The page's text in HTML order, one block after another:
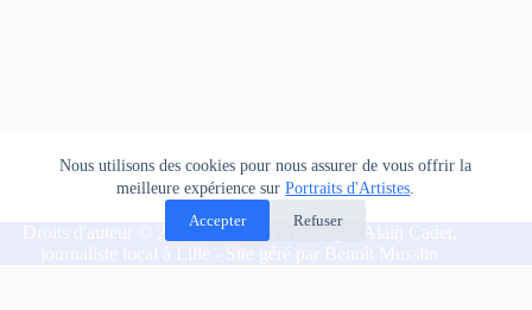
Nous utilisons des cookies pour nous assurer de vous offrir la
meilleure expérience surPortraits d'Artistes.
Accepter
Refuser
Droits d'auteur © 2026 Portraits d'artistes par Alain Cadet,